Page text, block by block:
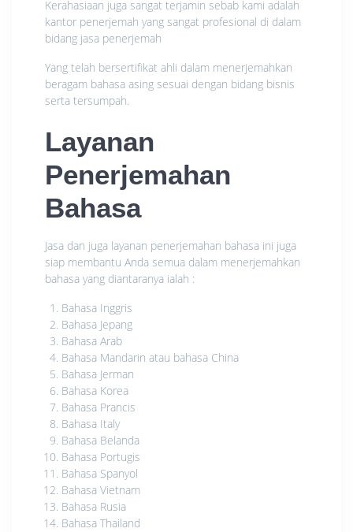
Kerahasiaan juga sangat terjamin sebab kami adalah
kantor penerjemah yang sangat profesional di dalam
bidang jasa penerjemah
Yang telah bersertifikat ahli dalam menerjemahkan
beragam bahasa asing sesuai dengan bidang bisnis
serta tersumpah.
Layanan
Penerjemahan
Bahasa
Jasa dan juga layanan penerjemahan bahasa ini juga
siap membantu Anda semua dalam menerjemahkan
bahasa yang diantaranya ialah :
Bahasa Inggris
Bahasa Jepang
Bahasa Arab
Bahasa Mandarin atau bahasa China
Bahasa Jerman
Bahasa Korea
Bahasa Prancis
Bahasa Italy
Bahasa Belanda
Bahasa Portugis
Bahasa Spanyol
Bahasa Vietnam
Bahasa Rusia
Bahasa Thailand